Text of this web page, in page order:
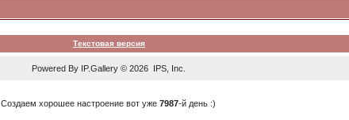
Текстовая версия
Powered By IP.Gallery© 2026 IPS, Inc.
Создаем хорошее настроение вот уже7987-й день :)